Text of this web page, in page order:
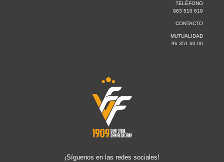
TELÉFONO
963 510 619
CONTACTO
MUTUALIDAD
96 351 60 00
¡Síguenos en las redes sociales!